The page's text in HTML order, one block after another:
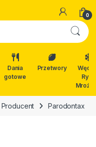
0
Dania
gotowe
Przetwory
Ryby
Parodontax